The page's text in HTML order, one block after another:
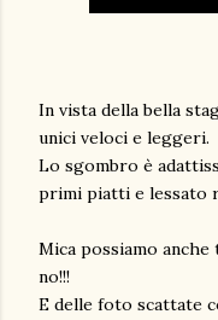
In vista della bella
unici veloci e leggeri.
Lo sgombro è
primi piatti e lessato
Mica possiamo anche
no!!!
E delle foto scattate